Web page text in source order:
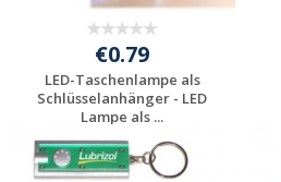
€0.79
LED-Taschenlampe als
Schlüsselanhänger - LED
Lampe als ...
Preis unverbindlich
anfragen